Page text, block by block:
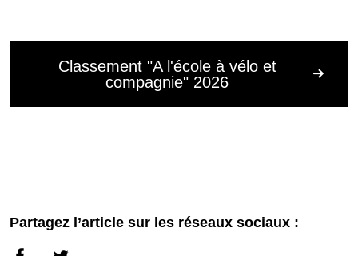
Classement "A l'école à vélo et
compagnie" 2026
Partagez l’article sur les réseaux sociaux :